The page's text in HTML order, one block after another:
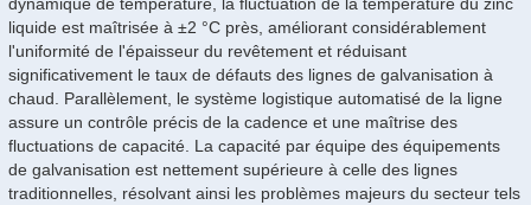
dynamique de température, la fluctuation de la température du zinc
liquide est maîtrisée à ±2 °C près, améliorant considérablement
l'uniformité de l'épaisseur du revêtement et réduisant
significativement le taux de défauts des lignes de galvanisation à
chaud. Parallèlement, le système logistique automatisé de la ligne
assure un contrôle précis de la cadence et une maîtrise des
fluctuations de capacité. La capacité par équipe des équipements
de galvanisation est nettement supérieure à celle des lignes
traditionnelles, résolvant ainsi les problèmes majeurs du secteur tels